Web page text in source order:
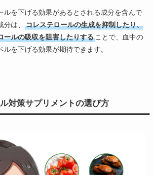
ルを下げる効果があるとされる成分を含んで
は、
コレステロールの生成を抑制したり、
ールの吸収を阻害したりすることで、血中の
ルを下げる効果が期待できます。
対策サプリメントの選び方